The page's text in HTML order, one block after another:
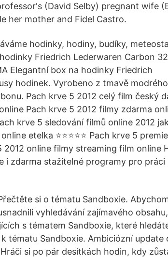
(David Selby) pregnant wife
her mother and Fidel Castro.
hodinky, hodiny, budíky,
Friedrich Lederwaren Carbon
Elegantní box na hodinky Friedrich
hodinek. Vyrobeno z tmavě modrého
Pach krve 5 2012 celý film český
Pach krve 5 2012 filmy zdarma
krve 5 sledování filmů online 2012 jak
etelka ⭐⭐⭐⭐⭐ Pach krve 5
online filmy streaming film online
i zdarma stažitelné programy pro práci
si o tématu Sandboxie.
vyhledávání zajímavého obsahu,
s tématem Sandboxie, které
tématu Sandboxie. Ambiciózní update
si po pár desítkách hodin, kdy